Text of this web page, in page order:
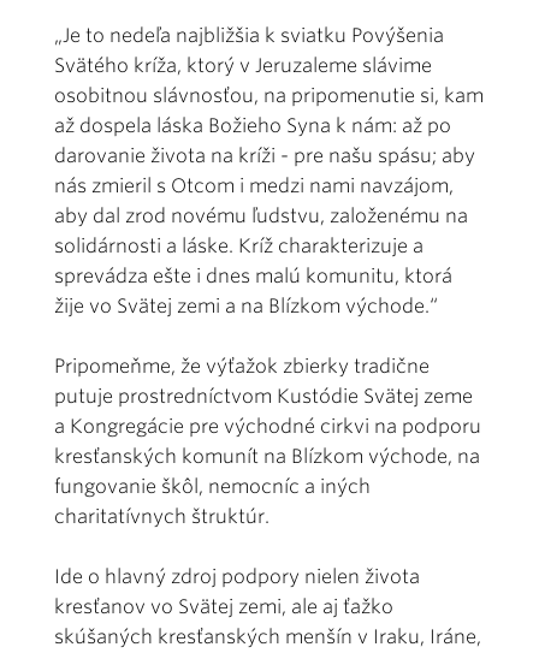
„Je to nedeľa najbližšia k sviatku Povýšenia
Svätého kríža, ktorý v Jeruzaleme slávime
osobitnou slávnosťou, na pripomenutie si, kam
až dospela láska Božieho Syna k nám: až po
darovanie života na kríži - pre našu spásu; aby
nás zmieril s Otcom i medzi nami navzájom,
aby dal zrod novému ľudstvu, založenému na
solidárnosti a láske. Kríž charakterizuje a
sprevádza ešte i dnes malú komunitu, ktorá
žije vo Svätej zemi a na Blízkom východe.“
Pripomeňme, že výťažok zbierky tradične
putuje prostredníctvom Kustódie Svätej zeme
a Kongregácie pre východné cirkvi na podporu
kresťanských komunít na Blízkom východe, na
fungovanie škôl, nemocníc a iných
charitatívnych štruktúr.
Ide o hlavný zdroj podpory nielen života
kresťanov vo Svätej zemi, ale aj ťažko
skúšaných kresťanských menšín v Iraku, Iráne,